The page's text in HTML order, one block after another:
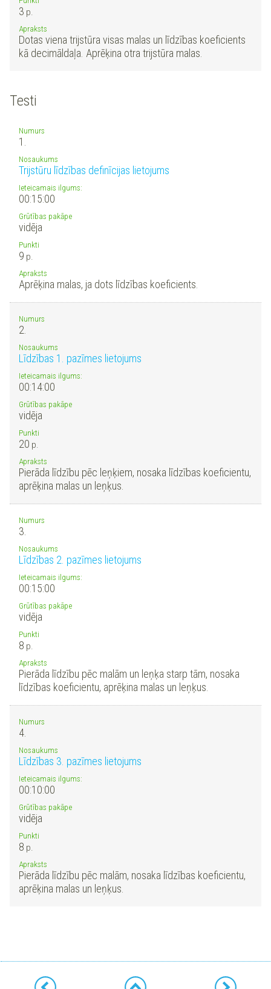
3 p.
Apraksts
Dotas viena trijstūra visas malas un līdzības koeficients
kā decimāldaļa. Aprēķina otra trijstūra malas.
Testi
Numurs
1.
Nosaukums
Trijstūru līdzības definīcijas lietojums
Ieteicamais ilgums:
00:15:00
Grūtības pakāpe
vidēja
Punkti
9 p.
Apraksts
Aprēķina malas, ja dots līdzības koeficients.
Numurs
2.
Nosaukums
Līdzības 1. pazīmes lietojums
Ieteicamais ilgums:
00:14:00
Grūtības pakāpe
vidēja
Punkti
20 p.
Apraksts
Pierāda līdzību pēc leņķiem, nosaka līdzības koeficientu,
aprēķina malas un leņķus.
Numurs
3.
Nosaukums
Līdzības 2. pazīmes lietojums
Ieteicamais ilgums:
00:15:00
Grūtības pakāpe
vidēja
Punkti
8 p.
Apraksts
Pierāda līdzību pēc malām un leņķa starp tām, nosaka
līdzības koeficientu, aprēķina malas un leņķus.
Numurs
4.
Nosaukums
Līdzības 3. pazīmes lietojums
Ieteicamais ilgums:
00:10:00
Grūtības pakāpe
vidēja
Punkti
8 p.
Apraksts
Pierāda līdzību pēc malām, nosaka līdzības koeficientu,
aprēķina malas un leņķus.